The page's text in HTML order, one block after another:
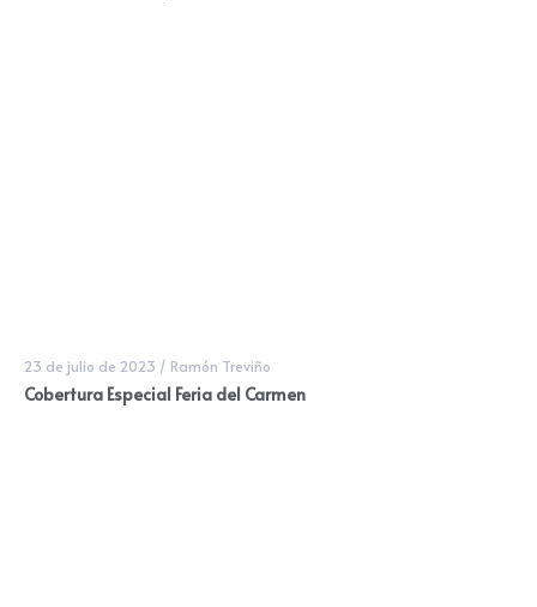
23 de julio de 2023 / Ramón Treviño
Cobertura Especial Feria del Carmen